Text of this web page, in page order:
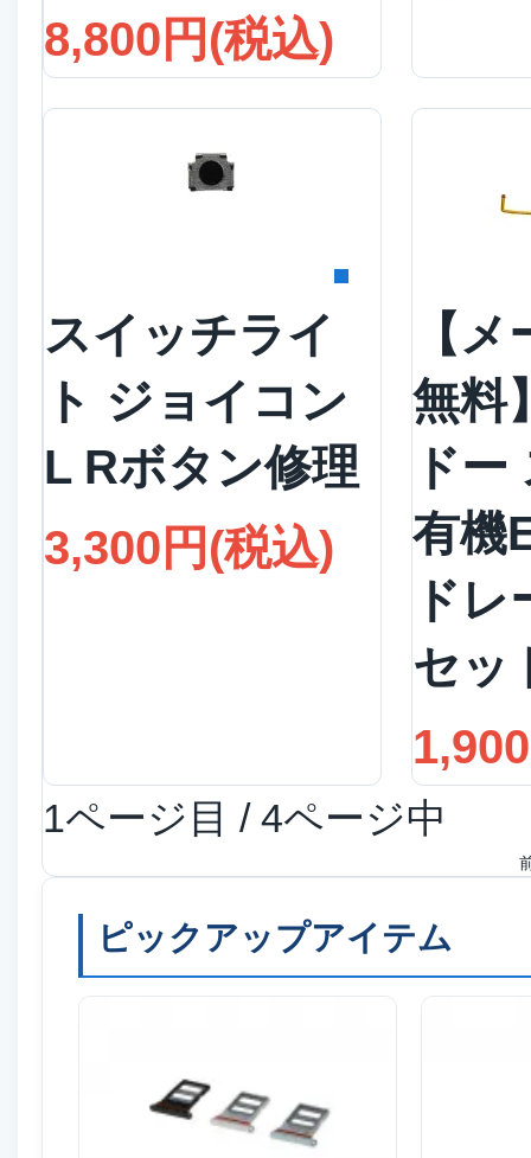
8,800円(税込)
スイッチライ
ト ジョイコン
L Rボタン修理
3,300円(税込)
【
無料
ド
有機
ド
セッ
1ページ目 / 4ページ中
ピックアップアイテム